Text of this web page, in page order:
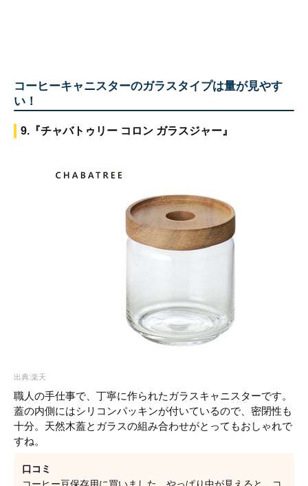
コーヒーキャニスターのガラスタイプは量が見やす
い！
9.『チャバトゥリー コロン ガラスジャー』
出典:楽天
職人の手仕事で、丁寧に作られたガラスキャニスターです。
蓋の内側にはシリコンパッキンが付いているので、密閉性も
十分。天然木蓋とガラスの組み合わせがとってもおしゃれで
すね。
口コミ